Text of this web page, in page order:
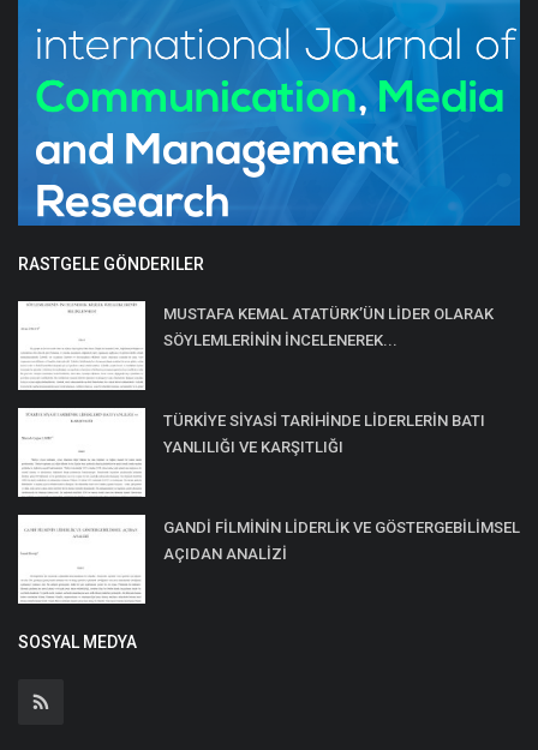
RASTGELE GÖNDERILER
MUSTAFA KEMAL ATATÜRK’ÜN LİDER OLARAK
SÖYLEMLERİNİN İNCELENEREK...
TÜRKİYE SİYASİ TARİHİNDE LİDERLERİN BATI
YANLILIĞI VE KARŞITLIĞI
GANDİ FİLMİNİN LİDERLİK VE GÖSTERGEBİLİMSEL
AÇIDAN ANALİZİ
SOSYAL MEDYA